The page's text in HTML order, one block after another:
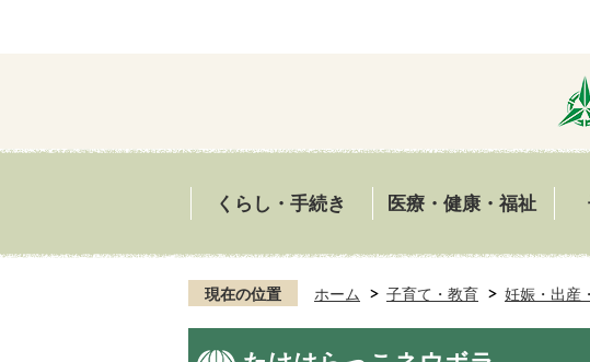
くらし・手続き 医療・健康・福祉
現在の位置 ホーム 子育て・教育 妊娠・出産